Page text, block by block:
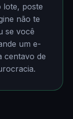
lote, poste
não te
se você
um e-
centavo de